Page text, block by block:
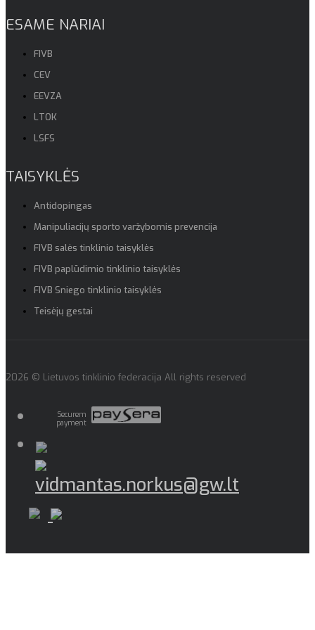
ESAME NARIAI
FIVB
CEV
EEVZA
LTOK
LSFS
TAISYKLĖS
Antidopingas
Manipuliacijų sporto varžybomis prevencija
FIVB salės tinklinio taisyklės
FIVB paplūdimio tinklinio taisyklės
FIVB Sniego tinklinio taisyklės
Teisėjų gestai
2026 © Lietuvos tinklinio federacija All rights reserved
Securem
payment